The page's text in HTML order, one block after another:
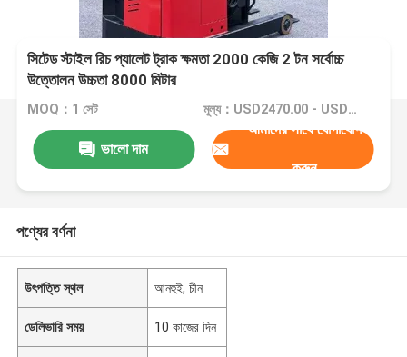
সিটেড স্টাইল রিচ প্যালেট ট্রাক ক্ষমতা 2000 কেজি 2 টন সর্বোচ্চ
উত্তোলন উচ্চতা 8000 মিটার
MOQ：1 সেট মূল্য：USD2470.00 - USD4700.00
ভালো দাম
আমাদের সাথে যোগাযোগ
করুন
পণ্যের বর্ণনা
উৎপত্তি স্থল আনহুই, চীন
ডেলিভারি সময় 10 কাজের দিন